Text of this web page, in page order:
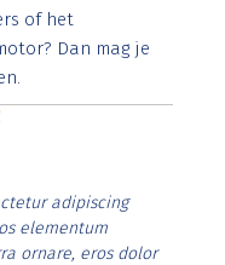
id rutrum lorem
posuere.
of het
Dan mag je
adipiscing
elementum
ornare, eros dolor